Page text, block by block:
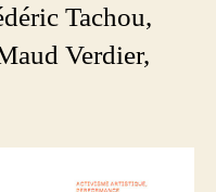
Tachou,
Verdier,